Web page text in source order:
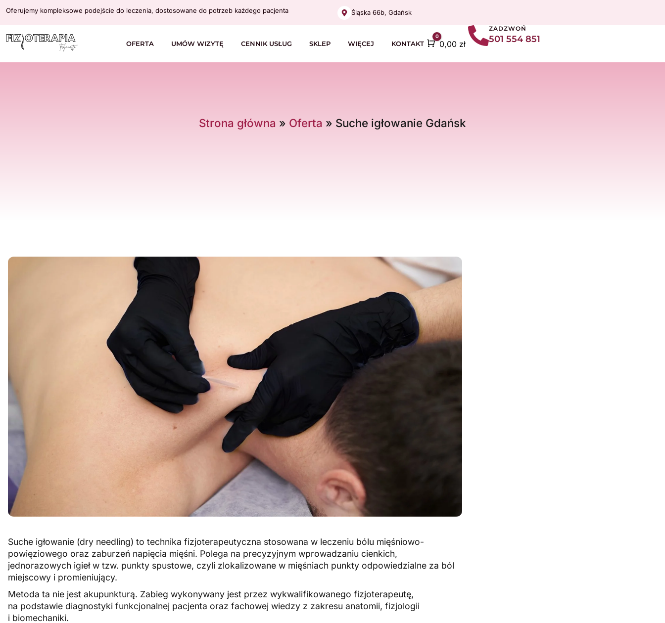
Oferujemy kompleksowe podejście do leczenia, dostosowane do potrzeb każdego pacjenta Śląska 66b, Gdańsk
OFERTA UMÓW WIZYTĘ CENNIK USŁUG SKLEP WIĘCEJ KONTAKT Cart
0
0,00 zł
ZADZWOŃ
501 554 851
Strona główna » Oferta » Suche igłowanie Gdańsk
Suche igłowanie (dry needling) to technika fizjoterapeutyczna stosowana w leczeniu bólu mięśniowo-
powięziowego oraz zaburzeń napięcia mięśni. Polega na precyzyjnym wprowadzaniu cienkich,
jednorazowych igieł w tzw. punkty spustowe, czyli zlokalizowane w mięśniach punkty odpowiedzialne za ból
miejscowy i promieniujący.
Metoda ta nie jest akupunkturą. Zabieg wykonywany jest przez wykwalifikowanego fizjoterapeutę,
na podstawie diagnostyki funkcjonalnej pacjenta oraz fachowej wiedzy z zakresu anatomii, fizjologii
i biomechaniki.